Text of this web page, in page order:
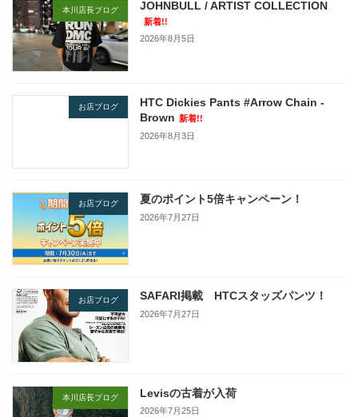
本川店長ブログ JOHNBULL / ARTIST COLLECTION
新着!!
2026年8月5日
お店ブログ
HTC Dickies Pants #Arrow Chain -
Brown 新着!!
2026年8月3日
お店ブログ 夏のポイント5倍キャンペーン！
2026年7月27日
お店ブログ SAFARI掲載 HTCスタッズパンツ！
2026年7月27日
本川店長ブログ Levisの古着が入荷
2026年7月25日